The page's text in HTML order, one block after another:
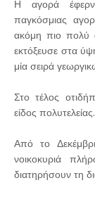
Η αγορά
παγκόσμιας
ακόμη πιο πολύ
εκτόξευσε στα
μία σειρά
Στο τέλος
είδος πολυτελείας.
Από το
νοικοκυριά
διατηρήσουν τη